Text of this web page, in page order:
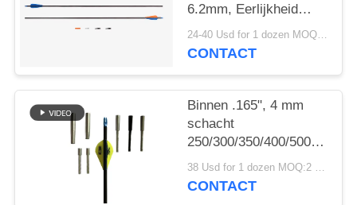
6.2mm, Eerlijkheid
.003-.001“ Stekel
250/300/340/400/500
24-40 Usd for 1 dozen MOQ:2 dozens
CONTACT
Binnen .165", 4 mm
schacht
250/300/350/400/500/600/
.003"-.001" Lichter
Gewicht Kleine
38 Usd for 1 dozen MOQ:2 dozens
CONTACT